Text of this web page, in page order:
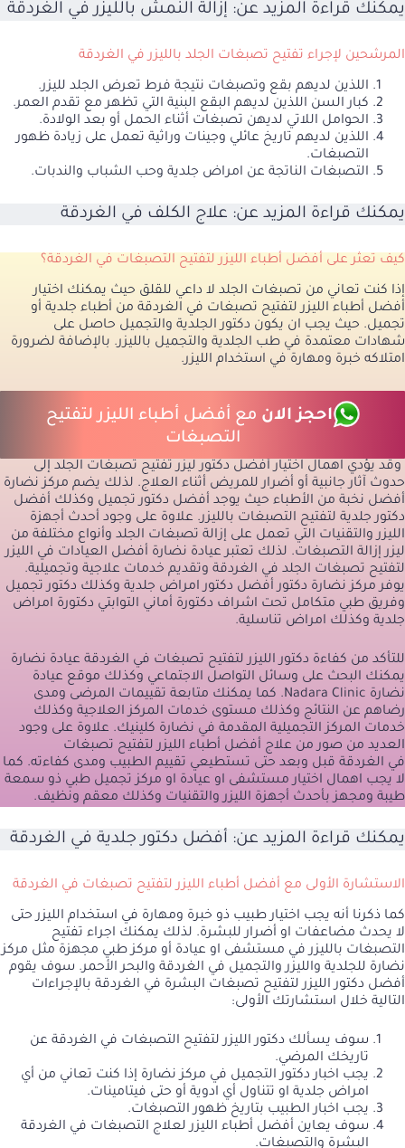
يمكنك قراءة المزيد عن: إزالة النمش بالليزر في الغردقة
المرشحين لإجراء تفتيح تصبغات الجلد بالليزر في الغردقة
اللذين لديهم بقع وتصبغات نتيجة فرط تعرض الجلد لليزر.
كبار السن اللذين لديهم البقع البنية التي تظهر مع تقدم العمر.
الحوامل اللاتي لديهن تصبغات أثناء الحمل أو بعد الولادة.
اللذين لديهم تاريخ عائلي وجينات وراثية تعمل على زيادة ظهور
التصبغات.
التصبغات الناتجة عن امراض جلدية وحب الشباب والندبات.
يمكنك قراءة المزيد عن: علاج الكلف في الغردقة
كيف تعثر على أفضل أطباء الليزر لتفتيح التصبغات في الغردقة؟
إذا كنت تعاني من تصبغات الجلد لا داعي للقلق حيث يمكنك اختيار
أفضل أطباء الليزر لتفتيح تصبغات في الغردقة من أطباء جلدية أو
تجميل. حيث يجب ان يكون دكتور الجلدية والتجميل حاصل على
شهادات معتمدة في طب الجلدية والتجميل بالليزر. بالإضافة لضرورة
امتلاكه خبرة ومهارة في استخدام الليزر.
احجز الان مع أفضل أطباء الليزر لتفتيح
التصبغات
وقد يؤدي اهمال اختيار أفضل دكتور ليزر تفتيح تصبغات الجلد إلى
حدوث آثار جانبية أو أضرار للمريض أثناء العلاج. لذلك يضم مركز نضارة
أفضل نخبة من الأطباء حيث يوجد أفضل دكتور تجميل وكذلك أفضل
دكتور جلدية لتفتيح التصبغات بالليزر. علاوة على وجود أحدث أجهزة
الليزر والتقنيات التي تعمل على إزالة تصبغات الجلد وأنواع مختلفة من
ليزر إزالة التصبغات. لذلك تعتبر عيادة نضارة أفضل العيادات في الليزر
لتفتيح تصبغات الجلد في الغردقة وتقديم خدمات علاجية وتجميلية.
يوفر مركز نضارة دكتور أفضل دكتور امراض جلدية وكذلك دكتور تجميل
وفريق طبي متكامل تحت اشراف دكتورة أماني التوابتي دكتورة امراض
جلدية وكذلك امراض تناسلية.
للتأكد من كفاءة دكتور الليزر لتفتيح تصبغات في الغردقة عيادة نضارة
يمكنك البحث على وسائل التواصل الاجتماعي وكذلك موقع عيادة
نضارة Nadara Clinic. كما يمكنك متابعة تقييمات المرضى ومدى
رضاهم عن النتائج وكذلك مستوى خدمات المركز العلاجية وكذلك
خدمات المركز التجميلية المقدمة في نضارة كلينيك. علاوة على وجود
العديد من صور من علاج أفضل أطباء الليزر لتفتيح تصبغات
في الغردقة قبل وبعد حتى تستطيعي تقييم الطبيب ومدى كفاءته. كما
لا يجب اهمال اختيار مستشفى او عيادة او مركز تجميل طبي ذو سمعة
طيبة ومجهز بأحدث أجهزة الليزر والتقنيات وكذلك معقم ونظيف.
يمكنك قراءة المزيد عن: أفضل دكتور جلدية في الغردقة
الاستشارة الأولى مع أفضل أطباء الليزر لتفتيح تصبغات في الغردقة
كما ذكرنا أنه يجب اختيار طبيب ذو خبرة ومهارة في استخدام الليزر حتى
لا يحدث مضاعفات او أضرار للبشرة. لذلك يمكنك اجراء تفتيح
التصبغات بالليزر في مستشفى او عيادة أو مركز طبي مجهزة مثل مركز
نضارة للجلدية والليزر والتجميل في الغردقة والبحر الأحمر. سوف يقوم
أفضل دكتور الليزر لتفتيح تصبغات البشرة في الغردقة بالإجراءات
التالية خلال استشارتك الأولى:
سوف يسألك دكتور الليزر لتفتيح التصبغات في الغردقة عن
تاريخك المرضي.
يجب اخبار دكتور التجميل في مركز نضارة إذا كنت تعاني من أي
امراض جلدية او تتناول أي ادوية أو حتى فيتامينات.
يجب اخبار الطبيب بتاريخ ظهور التصبغات.
سوف يعاين أفضل أطباء الليزر لعلاج التصبغات في الغردقة
البشرة والتصبغات.